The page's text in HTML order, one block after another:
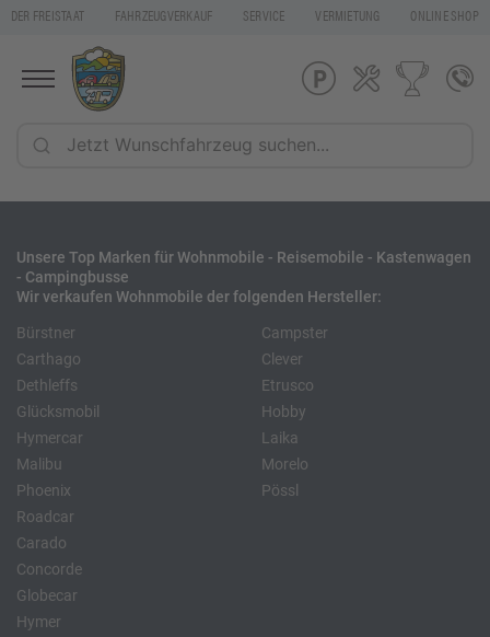
DER FREISTAAT FAHRZEUGVERKAUF SERVICE VERMIETUNG ONLINE SHOP
Unsere Top Marken für Wohnmobile - Reisemobile - Kastenwagen
- Campingbusse
Wir verkaufen Wohnmobile der folgenden Hersteller:
Bürstner
Carthago
Dethleffs
Glücksmobil
Hymercar
Malibu
Phoenix
Roadcar
Campster
Clever
Etrusco
Hobby
Laika
Morelo
Pössl
Carado
Concorde
Globecar
Hymer